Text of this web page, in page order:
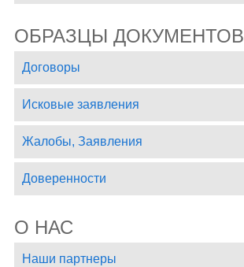
ОБРАЗЦЫ ДОКУМЕНТОВ
Договоры
Исковые заявления
Жалобы, Заявления
Доверенности
О НАС
Наши партнеры